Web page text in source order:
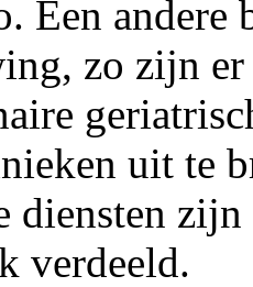
Een
zo zijn er
uit te
diensten
verdeeld.